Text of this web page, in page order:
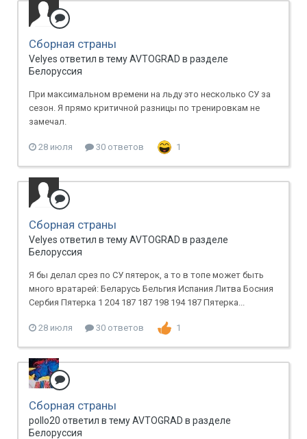
Сборная страны
Velyes ответил в тему AVTOGRAD в разделе
Белоруссия
При максимальном времени на льду это несколько СУ за
сезон. Я прямо критичной разницы по тренировкам не
замечал.
28 июля 30 ответов 1
Сборная страны
Velyes ответил в тему AVTOGRAD в разделе
Белоруссия
Я бы делал срез по СУ пятерок, а то в топе может быть
много вратарей: Беларусь Бельгия Испания Литва Босния
Сербия Пятерка 1 204 187 187 198 194 187 Пятерка...
28 июля 30 ответов 1
Сборная страны
pollo20 ответил в тему AVTOGRAD в разделе
Белоруссия